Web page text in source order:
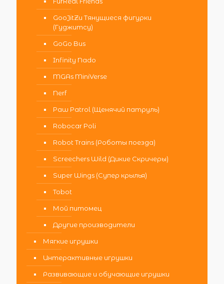
GooJitZu Тянущиеся фигурки
(Гуджитсу)
GoGo Bus
Infinity Nado
MGAs MiniVerse
Nerf
Paw Patrol (Щенячий патруль)
Robocar Poli
Robot Trains (Роботы поезда)
Screechers Wild (Дикие Скричеры)
Super Wings (Супер крылья)
Tobot
Мой питомец
Другие производители
Мягкие игрушки
Интерактивные игрушки
Развивающие и обучающие игрушки